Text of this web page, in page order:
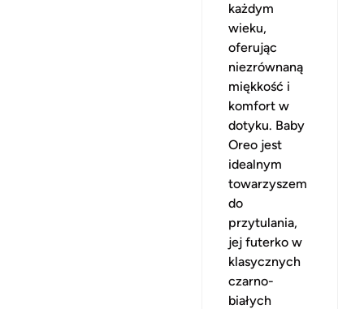
każdym
wieku,
oferując
niezrównaną
miękkość i
komfort w
dotyku. Baby
Oreo jest
idealnym
towarzyszem
do
przytulania,
jej futerko w
klasycznych
czarno-
białych